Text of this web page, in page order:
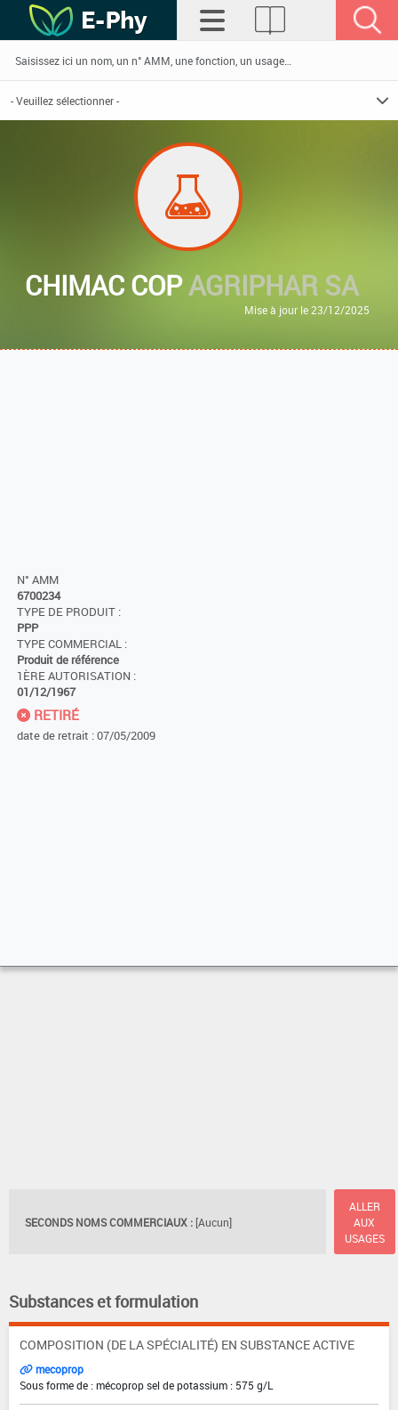
CHIMAC COPAGRIPHAR SA
Mise à jour le 23/12/2025
N° AMM
6700234
TYPE DE PRODUIT :
PPP
TYPE COMMERCIAL :
Produit de référence
1ÈRE AUTORISATION :
01/12/1967
RETIRÉ
date de retrait : 07/05/2009
SECONDS NOMS COMMERCIAUX : [Aucun]
ALLER
AUX
USAGES
Substances et formulation
COMPOSITION (DE LA SPÉCIALITÉ) EN SUBSTANCE ACTIVE
mecoprop
Sous forme de : mécoprop sel de potassium : 575 g/L